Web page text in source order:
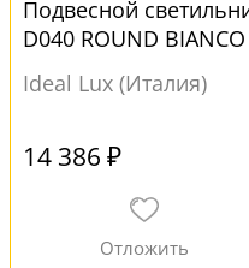
Подвесной
D040 ROUND BIANCO
Ideal Lux (Италия)
14 386 ₽